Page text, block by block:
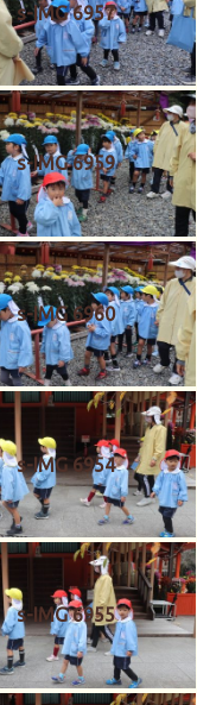
s-IMG 6957
s-IMG 6959
s-IMG 6960
s-IMG 6954
s-IMG 6955